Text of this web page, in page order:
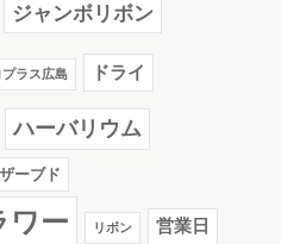
ジャンボリボン
プラス広島 ドライ
ハーバリウム
ーブド
ワー リボン 営業日